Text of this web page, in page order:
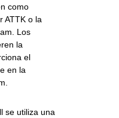
como
ATTK o la
. Los
la
el
en la
se utiliza una